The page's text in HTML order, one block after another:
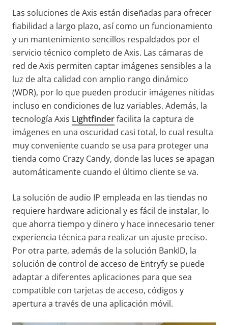
Las soluciones de Axis están diseñadas para ofrecer
fiabilidad a largo plazo, así como un funcionamiento
y un mantenimiento sencillos respaldados por el
servicio técnico completo de Axis. Las cámaras de
red de Axis permiten captar imágenes sensibles a la
luz de alta calidad con amplio rango dinámico
(WDR), por lo que pueden producir imágenes nítidas
incluso en condiciones de luz variables. Además, la
tecnología Axis Lightfinderfacilita la captura de
imágenes en una oscuridad casi total, lo cual resulta
muy conveniente cuando se usa para proteger una
tienda como Crazy Candy, donde las luces se apagan
automáticamente cuando el último cliente se va.
La solución de audio IP empleada en las tiendas no
requiere hardware adicional y es fácil de instalar, lo
que ahorra tiempo y dinero y hace innecesario tener
experiencia técnica para realizar un ajuste preciso.
Por otra parte, además de la solución BankID, la
solución de control de acceso de Entryfy se puede
adaptar a diferentes aplicaciones para que sea
compatible con tarjetas de acceso, códigos y
apertura a través de una aplicación móvil.